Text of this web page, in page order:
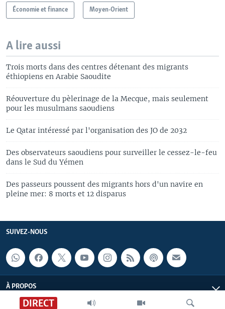
DIRECT
Économie et finance Moyen-Orient
A lire aussi
Trois morts dans des centres détenant des migrants
éthiopiens en Arabie Saoudite
Réouverture du pèlerinage de la Mecque, mais seulement
pour les musulmans saoudiens
Le Qatar intéressé par l'organisation des JO de 2032
Des observateurs saoudiens pour surveiller le cessez-le-feu
dans le Sud du Yémen
Des passeurs poussent des migrants hors d'un navire en
pleine mer: 8 morts et 12 disparus
SUIVEZ-NOUS
À PROPOS